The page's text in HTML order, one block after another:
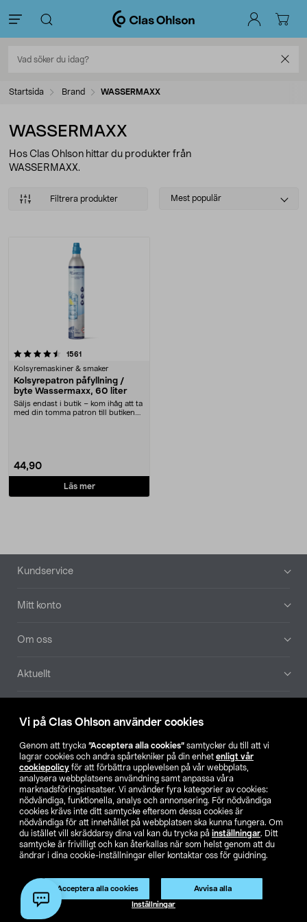
Vi på Clas Ohlson använder cookies
Genom att trycka ”Acceptera alla cookies” samtycker du till att vi
lagrar cookies och andra spårtekniker på din enhet enligt vår
cookiepolicy för att förbättra upplevelsen på vår webbplats,
analysera webbplatsens användning samt anpassa våra
marknadsföringsinsatser. Vi använder fyra kategorier av cookies:
nödvändiga, funktionella, analys och annonsering. För nödvändiga
cookies krävs inte ditt samtycke eftersom dessa cookies är
nödvändiga för att innehållet på webbplatsen ska kunna fungera. Om
du istället vill skräddarsy dina val kan du trycka på inställningar. Ditt
samtycke är frivilligt och kan återkallas när som helst genom att du
ändrar i dina cookie-inställningar eller kontaktar oss för guidning.
Acceptera alla cookies Avvisa alla
Inställningar
Startsida Brand WASSERMAXX
WASSERMAXX
Hos Clas Ohlson hittar du produkter från
WASSERMAXX.
Filtrera produkter
Select
Mest populär
Produkter
1561
Kolsyremaskiner & smaker
Kolsyrepatron påfyllning /
byte Wassermaxx, 60 liter
Säljs endast i butik – kom ihåg att ta
med din tomma patron till butiken.
44,90
Läs mer
Sidfot
Kundservice
Mitt konto
Om oss
Aktuellt
Hitta butik
SE NO FI
Ändra till priser exklusive moms